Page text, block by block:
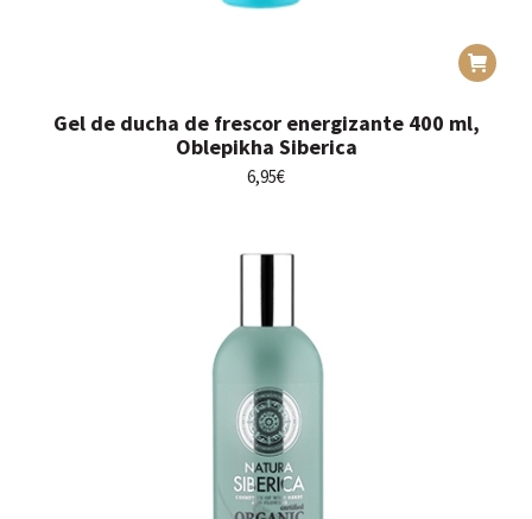
Gel de ducha de frescor energizante 400 ml,
Oblepikha Siberica
6,95€